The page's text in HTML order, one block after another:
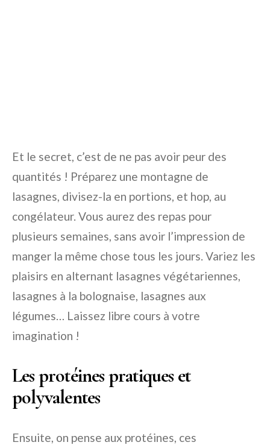
Et le secret, c’est de ne pas avoir peur des
quantités ! Préparez une montagne de
lasagnes, divisez-la en portions, et hop, au
congélateur. Vous aurez des repas pour
plusieurs semaines, sans avoir l’impression de
manger la même chose tous les jours. Variez les
plaisirs en alternant lasagnes végétariennes,
lasagnes à la bolognaise, lasagnes aux
légumes… Laissez libre cours à votre
imagination !
Les protéines pratiques et
polyvalentes
Ensuite, on pense aux protéines, ces